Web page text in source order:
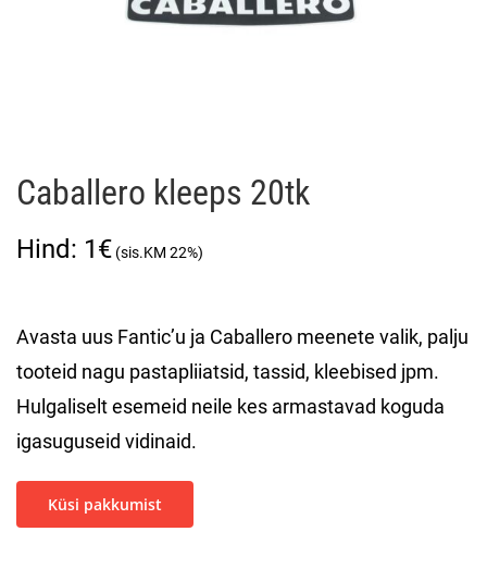
Caballero kleeps 20tk
1€
Avasta uus Fantic’u ja Caballero meenete valik, palju
tooteid nagu pastapliiatsid, tassid, kleebised jpm.
Hulgaliselt esemeid neile kes armastavad koguda
igasuguseid vidinaid.
Küsi pakkumist